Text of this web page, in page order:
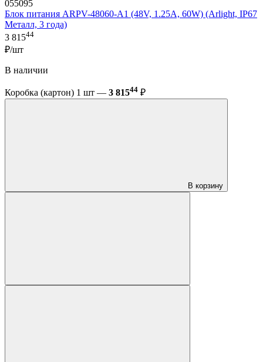
055095
Блок питания ARPV-48060-A1 (48V, 1.25A, 60W) (Arlight, IP67
Металл, 3 года)
3 81544
₽/шт
В наличии
Коробка (картон) 1 шт — 3 81544 ₽
В корзину